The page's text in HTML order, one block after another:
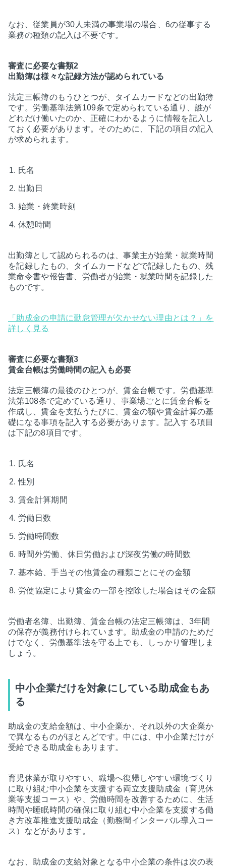
なお、従業員が30人未満の事業場の場合、6の従事する
業務の種類の記入は不要です。
審査に必要な書類2
出勤簿は様々な記録方法が認められている
法定三帳簿のもうひとつが、タイムカードなどの出勤簿
です。労働基準法第109条で定められている通り、誰が
どれだけ働いたのか、正確にわかるように情報を記入し
ておく必要があります。そのために、下記の項目の記入
が求められます。
氏名
出勤日
始業・終業時刻
休憩時間
出勤簿として認められるのは、事業主が始業・就業時間
を記録したもの、タイムカードなどで記録したもの、残
業命令書や報告書、労働者が始業・就業時間を記録した
ものです。
「助成金の申請に勤怠管理が欠かせない理由とは？」を
詳しく見る
審査に必要な書類3
賃金台帳は労働時間の記入も必要
法定三帳簿の最後のひとつが、賃金台帳です。労働基準
法第108条で定めている通り、事業場ごとに賃金台帳を
作成し、賃金を支払うたびに、賃金の額や賃金計算の基
礎になる事項を記入する必要があります。記入する項目
は下記の8項目です。
氏名
性別
賃金計算期間
労働日数
労働時間数
時間外労働、休日労働および深夜労働の時間数
基本給、手当その他賃金の種類ごとにその金額
労使協定により賃金の一部を控除した場合はその金額
労働者名簿、出勤簿、賃金台帳の法定三帳簿は、3年間
の保存が義務付けられています。助成金の申請のためだ
けでなく、労働基準法を守る上でも、しっかり管理しま
しょう。
中小企業だけを対象にしている助成金もあ
る
助成金の支給金額は、中小企業か、それ以外の大企業か
で異なるものがほとんどです。中には、中小企業だけが
受給できる助成金もあります。
育児休業が取りやすい、職場へ復帰しやすい環境づくり
に取り組む中小企業を支援する両立支援助成金（育児休
業等支援コース）や、労働時間を改善するために、生活
時間や睡眠時間の確保に取り組む中小企業を支援する働
き方改革推進支援助成金（勤務間インターバル導入コー
ス）などがあります。
なお、助成金の支給対象となる中小企業の条件は次の表